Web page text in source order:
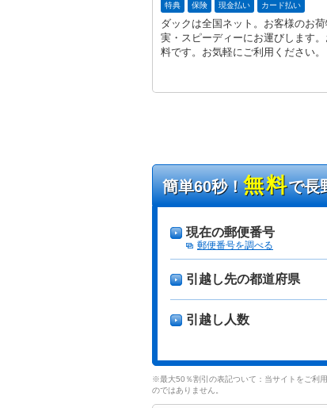
特典 保険 現金払い カード払い
ダックは全国ネット。お客様のお
実・スピーディーにお運びします
料です。お気軽にご利用ください。
簡単60秒！無料で長
現在の郵便番号
郵便番号を調べる
引越し先の都道府県
引越し人数
※最大50％割引の表記ついて：当サイトをご利
のではありません。